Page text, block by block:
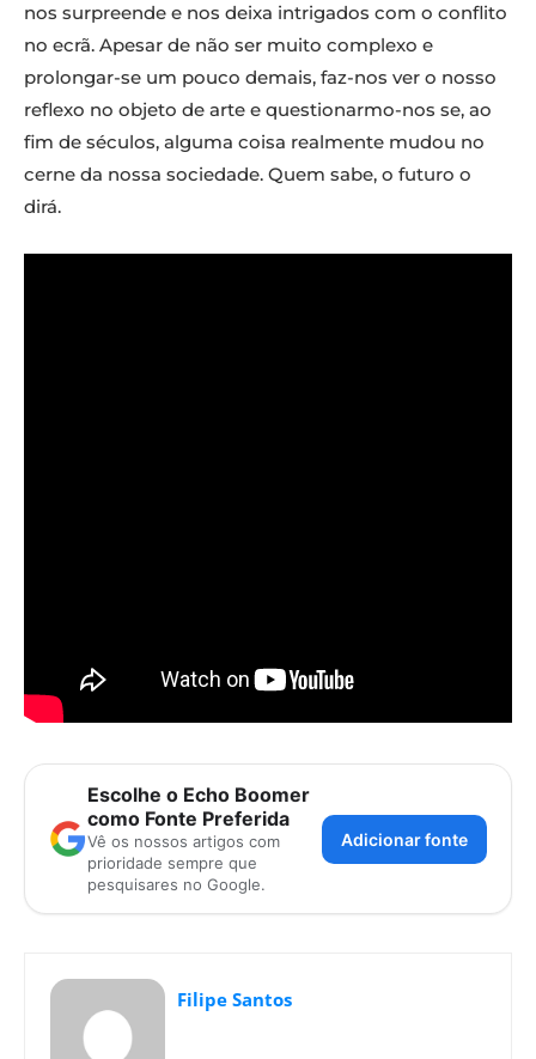
nos surpreende e nos deixa intrigados com o conflito
no ecrã. Apesar de não ser muito complexo e
prolongar-se um pouco demais, faz-nos ver o nosso
reflexo no objeto de arte e questionarmo-nos se, ao
fim de séculos, alguma coisa realmente mudou no
cerne da nossa sociedade. Quem sabe, o futuro o
dirá.
Escolhe o Echo Boomer
como Fonte Preferida
Vê os nossos artigos com
prioridade sempre que
pesquisares no Google.
Adicionar fonte
Filipe Santos